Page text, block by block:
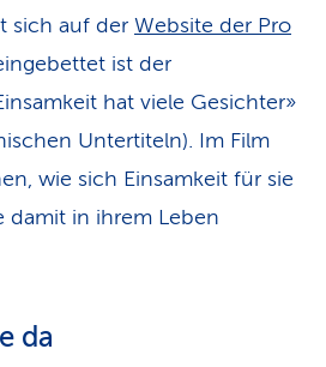
sich auf der Website der Pro
ist der
hat viele Gesichter»
Untertiteln). Im Film
wie sich Einsamkeit für sie
damit in ihrem Leben
da